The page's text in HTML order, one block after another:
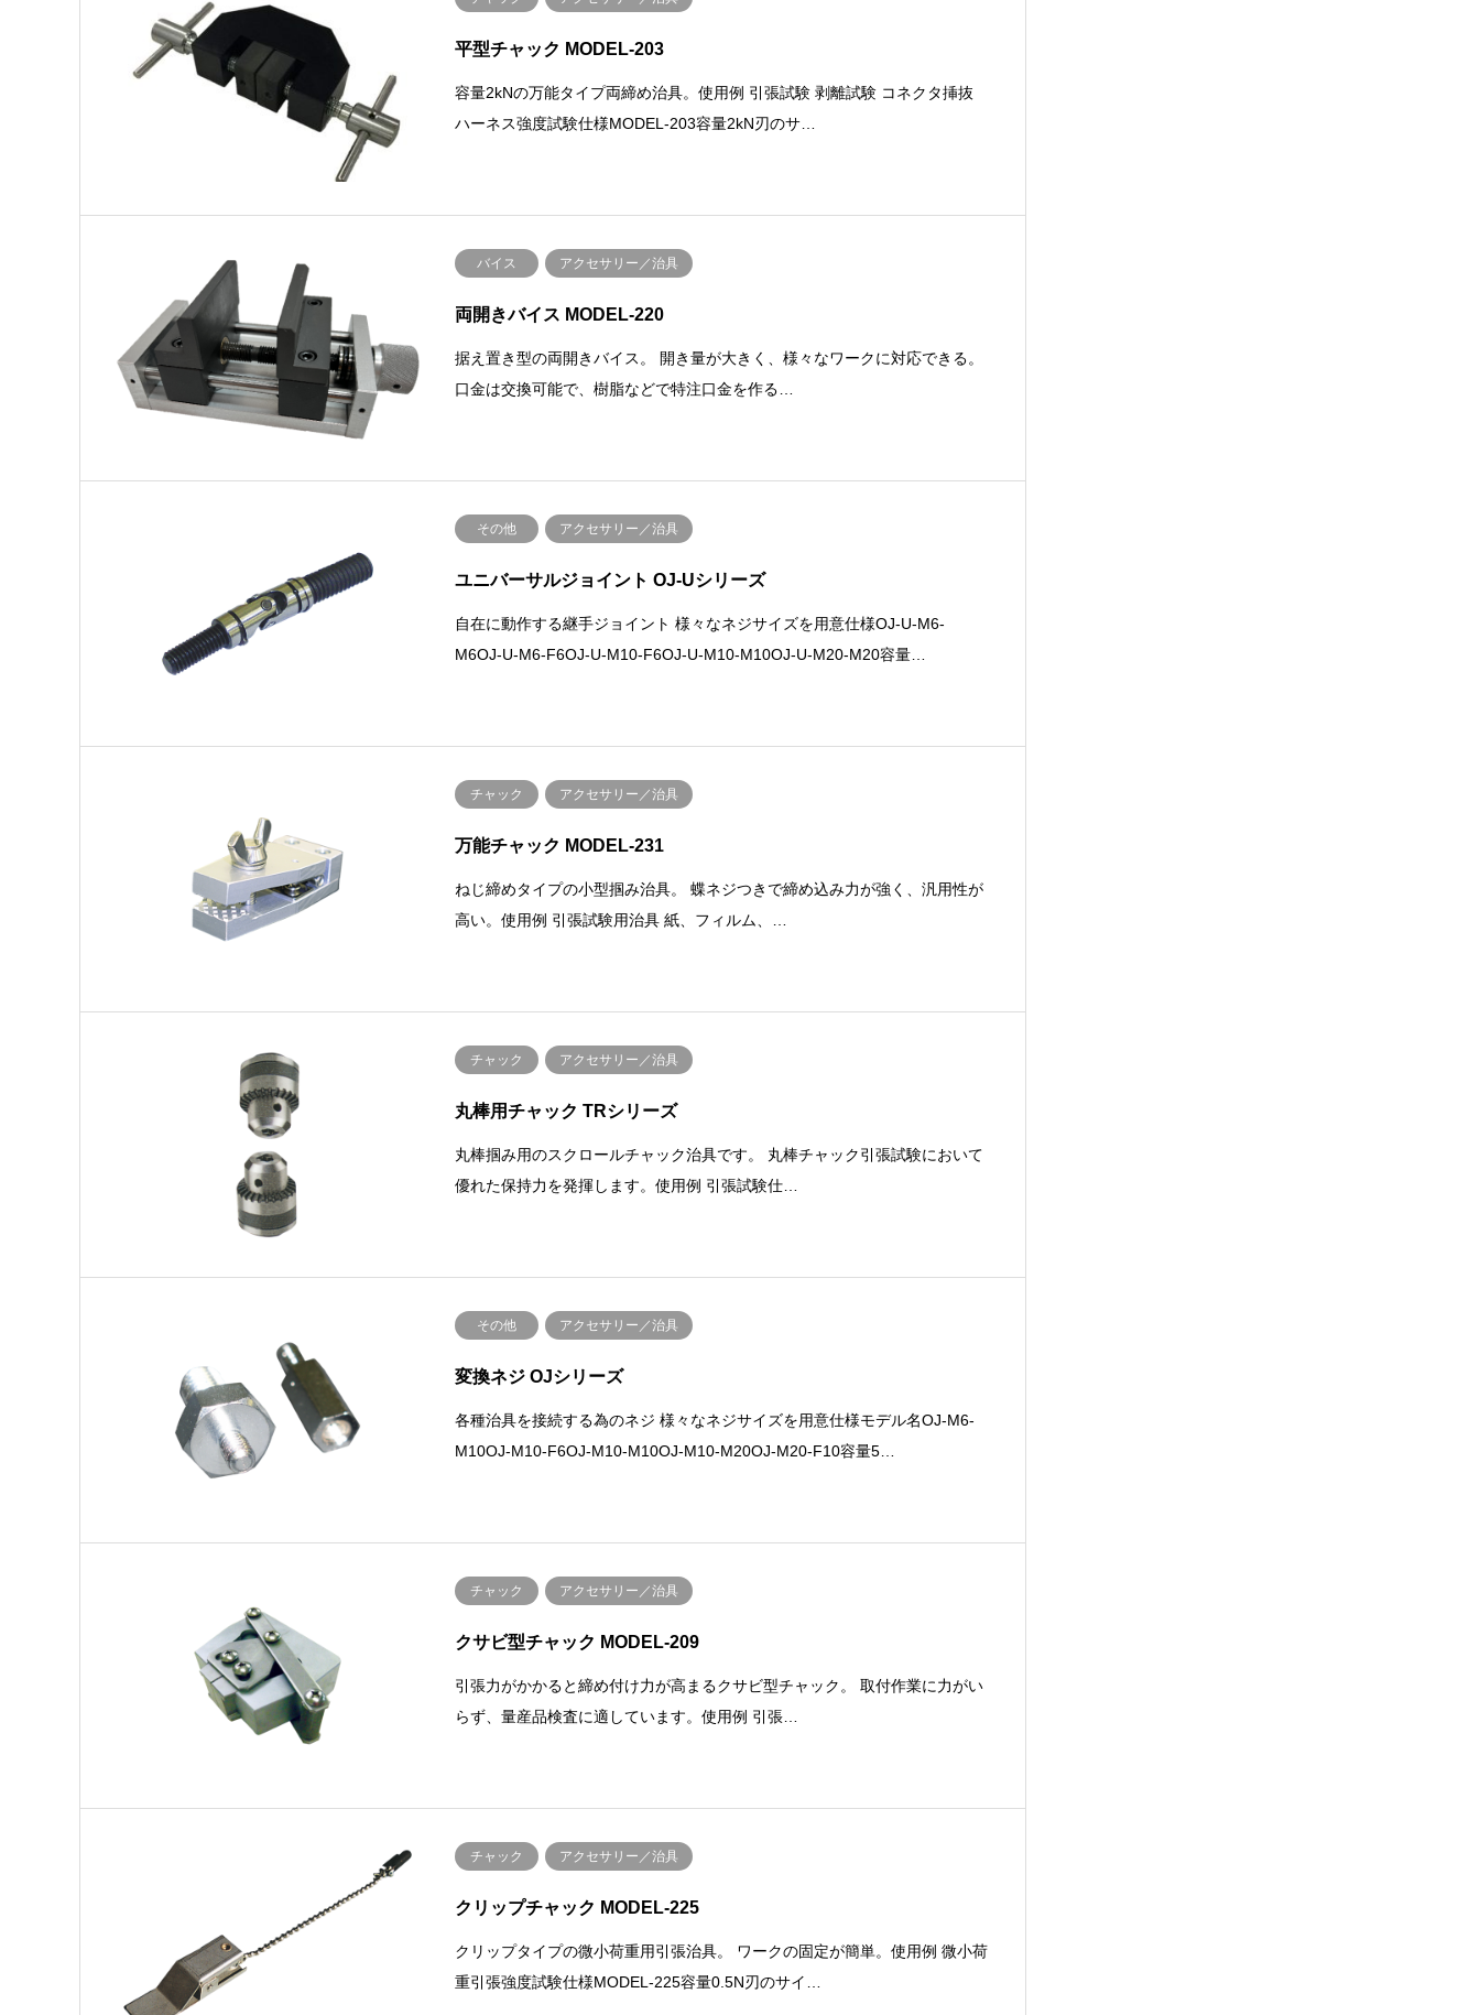
平型チャック MODEL-203
容量2kNの万能タイプ両締め治具。使用例 引張試験 剥離試験 コネクタ挿抜
ハーネス強度試験仕様MODEL-203容量2kN刃のサ…
バイス アクセサリー／治具
両開きバイス MODEL-220
据え置き型の両開きバイス。 開き量が大きく、様々なワークに対応できる。
口金は交換可能で、樹脂などで特注口金を作る…
その他 アクセサリー／治具
ユニバーサルジョイント OJ-Uシリーズ
自在に動作する継手ジョイント 様々なネジサイズを用意仕様OJ-U-M6-
M6OJ-U-M6-F6OJ-U-M10-F6OJ-U-M10-M10OJ-U-M20-M20容量…
チャック アクセサリー／治具
万能チャック MODEL-231
ねじ締めタイプの小型掴み治具。 蝶ネジつきで締め込み力が強く、汎用性が
高い。使用例 引張試験用治具 紙、フィルム、…
チャック アクセサリー／治具
丸棒用チャック TRシリーズ
丸棒掴み用のスクロールチャック治具です。 丸棒チャック引張試験において
優れた保持力を発揮します。使用例 引張試験仕…
その他 アクセサリー／治具
変換ネジ OJシリーズ
各種治具を接続する為のネジ 様々なネジサイズを用意仕様モデル名OJ-M6-
M10OJ-M10-F6OJ-M10-M10OJ-M10-M20OJ-M20-F10容量5…
チャック アクセサリー／治具
クサビ型チャック MODEL-209
引張力がかかると締め付け力が高まるクサビ型チャック。 取付作業に力がい
らず、量産品検査に適しています。使用例 引張…
チャック アクセサリー／治具
クリップチャック MODEL-225
クリップタイプの微小荷重用引張治具。 ワークの固定が簡単。使用例 微小荷
重引張強度試験仕様MODEL-225容量0.5N刃のサイ…